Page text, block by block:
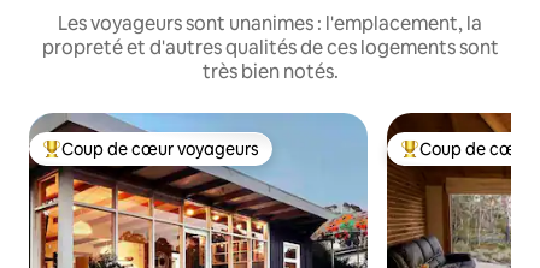
Les voyageurs sont unanimes : l'emplacement, la
propreté et d'autres qualités de ces logements sont
très bien notés.
Coup de cœur voyageurs parmi les plus aimés
Coup de cœur voyageurs Coup de cœur
Coup de cœur